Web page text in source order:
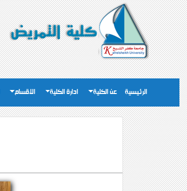
الرئيسية عن الكلية ادارة الكلية الاقسام